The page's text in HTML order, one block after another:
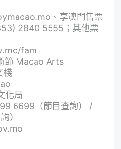
、享澳門售票
2840 5555；其他票
fam
節 Macao Arts
棧
化局
6699（節目查詢） /
）